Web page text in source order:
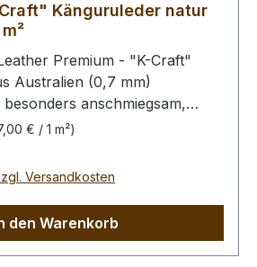
Känguruleder natur
Premium - "K-Craft"
Australien (0,7 mm)
anschmiegsam,
und reißfest. Rein
ohne
Die Kängurus leben im
Narben von Dornstichen u.ä.
Bestellung von diesem Stück
m² großes Leder. Das
€ / 1 m²)
Versandkosten
den Warenkorb